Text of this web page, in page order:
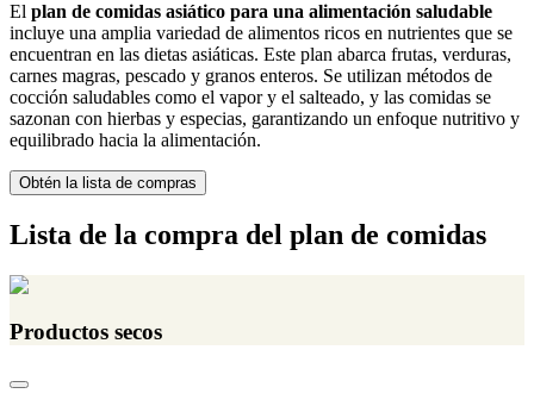
El plan de comidas asiático para una alimentación saludable
incluye una amplia variedad de alimentos ricos en nutrientes que se
encuentran en las dietas asiáticas. Este plan abarca frutas, verduras,
carnes magras, pescado y granos enteros. Se utilizan métodos de
cocción saludables como el vapor y el salteado, y las comidas se
sazonan con hierbas y especias, garantizando un enfoque nutritivo y
equilibrado hacia la alimentación.
Obtén la lista de compras
Lista de la compra del plan de comidas
Productos secos